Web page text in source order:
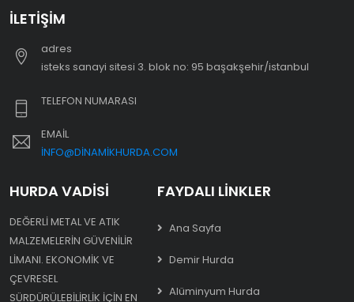
İLETIŞIM
adres
i̇steks sanayi sitesi 3. blok no: 95 başakşehir/i̇stanbul
TELEFON NUMARASI
EMAIL
INFO@DINAMIKHURDA.COM
HURDA VADISI
DEĞERLI METAL VE ATIK
MALZEMELERIN GÜVENILIR
LIMANI. EKONOMIK VE
ÇEVRESEL
SÜRDÜRÜLEBILIRLIK IÇIN EN
FAYDALI LINKLER
Ana Sayfa
Demir Hurda
Alüminyum Hurda